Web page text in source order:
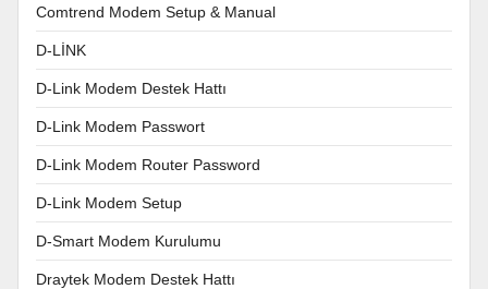
Comtrend Modem Setup & Manual
D-LİNK
D-Link Modem Destek Hattı
D-Link Modem Passwort
D-Link Modem Router Password
D-Link Modem Setup
D-Smart Modem Kurulumu
Draytek Modem Destek Hattı